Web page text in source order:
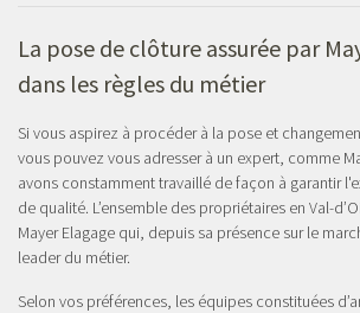
La pose de clôture assurée par
dans les règles du métier
Si vous aspirez à procéder à la pose et
vous pouvez vous adresser à un expert, comme
avons constamment travaillé de façon à garantir
de qualité. L’ensemble des propriétaires en Val-
Mayer Elagage qui, depuis sa présence sur le
leader du métier.
Selon vos préférences, les équipes constituées